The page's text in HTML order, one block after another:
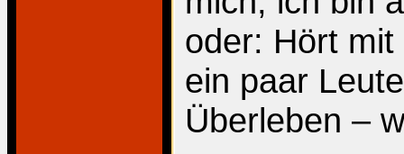
oder: Hört
ein paar
Überleben –